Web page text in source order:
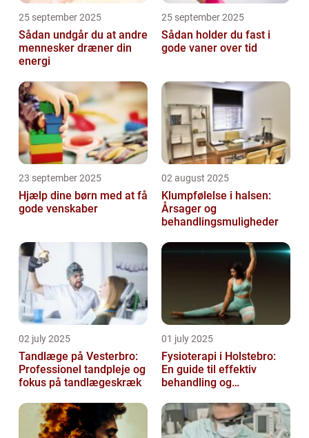
25 september 2025
Sådan undgår du at andre
mennesker dræner din
energi
25 september 2025
Sådan holder du fast i
gode vaner over tid
23 september 2025
Hjælp dine børn med at få
gode venskaber
02 august 2025
Klumpfølelse i halsen:
Årsager og
behandlingsmuligheder
02 july 2025
Tandlæge på Vesterbro:
Professionel tandpleje og
fokus på tandlægeskræk
01 july 2025
Fysioterapi i Holstebro:
En guide til effektiv
behandling og